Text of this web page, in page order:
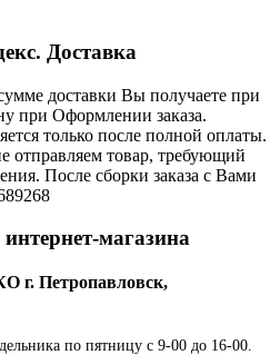
Доставка
доставки Вы получаете при
при Оформлении заказа.
только после полной оплаты.
отправляем товар, требующий
После сборки заказа с Вами
магазина
г. Петропавловск,
по пятницу с 9-00 до 16-00.